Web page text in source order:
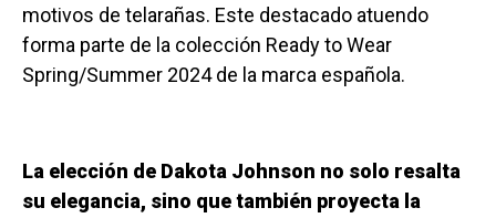
motivos de telarañas. Este destacado atuendo
forma parte de la colección Ready to Wear
Spring/Summer 2024 de la marca española.
La elección de Dakota Johnson no solo resalta
su elegancia, sino que también proyecta la